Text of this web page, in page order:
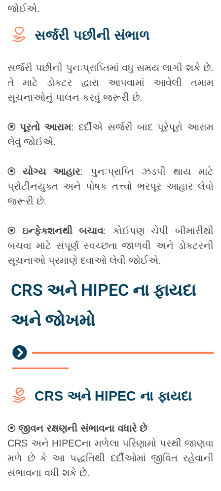
જોઈએ.
સર્જરી પછીની સંભાળ
સર્જરી પછીની પુનઃપ્રાપ્તિમાં વધુ સમય લાગી શકે છે.
તે માટે ડોક્ટર દ્વારા આપવામાં આવેલી તમામ
સૂચનાઓનું પાલન કરવું જરૂરી છે.
⦿ પૂરતો આરામ: દર્દીએ સર્જરી બાદ પૂરેપૂરો આરામ
લેવું જોઈએ.
⦿ યોગ્ય આહાર: પુનઃપ્રાપ્તિ ઝડપી થાય માટે
પ્રોટીનયુક્ત અને પોષક તત્ત્વો ભરપૂર આહાર લેવો
જરૂરી છે.
⦿ ઇન્ફેક્શનથી બચાવ: કોઈપણ ચેપી બીમારીથી
બચવા માટે સંપૂર્ણ સ્વચ્છતા જાળવી અને ડોક્ટરની
સૂચનાઓ પ્રમાણે દવાઓ લેવી જોઈએ.
CRS અને HIPEC ના ફાયદા
અને જોખમો
CRS અને HIPEC ના ફાયદા
⦿ જીવન રક્ષણની સંભાવના વધારે છે
CRS અને HIPECના મળેલા પરિણામો પરથી જાણવા
મળે છે કે આ પદ્ધતિથી દર્દીઓમાં જીવિત રહેવાની
સંભાવના વધી શકે છે.